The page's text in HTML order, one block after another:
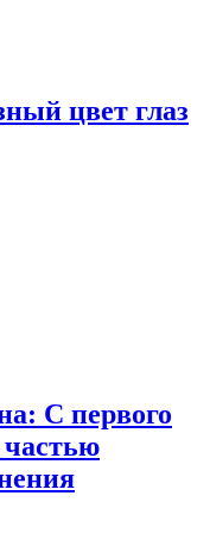
цвет глаз
С первого